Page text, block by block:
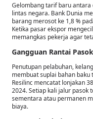
Gelombang tarif baru
lintas negara. Bank Dunia
barang merosot ke 1,8 %
Ketika pasar ekspor
memangkas pekerja agar
Gangguan Rantai
Penutupan pelabuhan,
membuat suplai bahan
Resilinc mencatat lonjakan
2024. Setiap kali jalur pasok
sementara atau permanen
biaya.